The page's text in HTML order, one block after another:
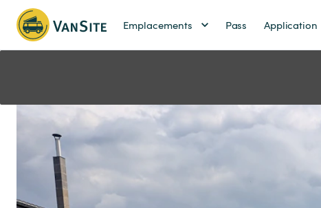
Emplacements Pass Application